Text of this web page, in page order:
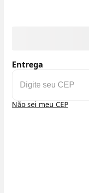
Entrega
Não sei meu CEP